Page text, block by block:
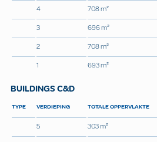
4
708 m²
3
696 m²
2
708 m²
1
693 m²
BUILDINGS C&D
TYPE VERDIEPING TOTALE OPPERVLAKTE
5
303 m²